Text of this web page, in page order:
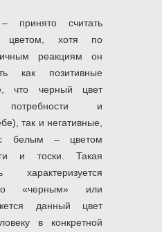
считать
цветом, хотя по
реакциям он
как позитивные
что черный цвет
потребности и
так и негативные,
белым – цветом
и тоски. Такая
характеризуется
«черным» или
данный цвет
в конкретной